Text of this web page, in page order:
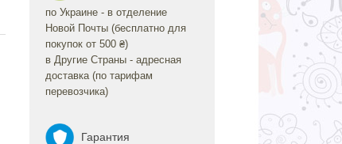
по Украине - в отделение
Новой Почты (бесплатно для
покупок от 500 ₴)
в Другие Страны - адресная
доставка (по тарифам
перевозчика)
Гарантия